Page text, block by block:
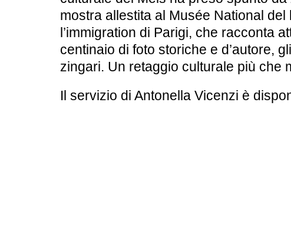
mostra allestita al Musée National del
l’immigration di Parigi, che racconta
centinaio di foto storiche e d’autore,
zingari. Un retaggio culturale più che
Il servizio di Antonella Vicenzi è